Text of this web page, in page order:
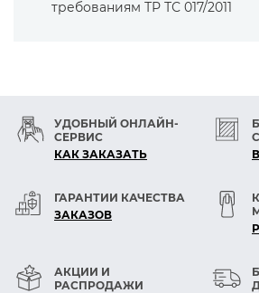
Предлагаем:
покрытии
-логотип клиента
требованиям ТР ТС 017/2011
УДОБНЫЙ ОНЛАЙН-
СЕРВИС
КАК ЗАКАЗАТЬ
ГАРАНТИИ КАЧЕСТВА
ЗАКАЗОВ
АКЦИИ И
РАСПРОДАЖИ